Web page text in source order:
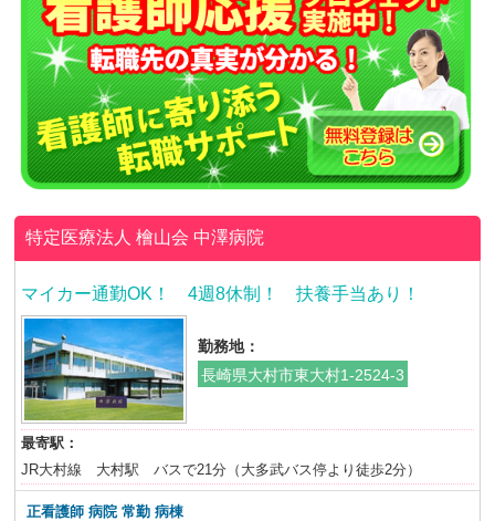
特定医療法人 檜山会 中澤病院
マイカー通勤OK！ 4週8休制！ 扶養手当あり！
勤務地：
長崎県大村市東大村1-2524-3
最寄駅：
JR大村線 大村駅 バスで21分（大多武バス停より徒歩2分）
正看護師 病院 常勤 病棟